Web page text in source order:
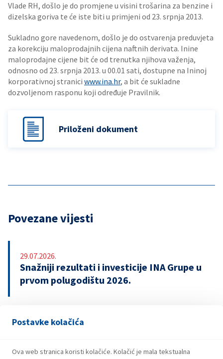
Postavke kolačića
Ova web stranica koristi kolačiće. Kolačić je mala tekstualna
Vlade RH, došlo je do promjene u visini trošarina za benzine i
dizelska goriva te će iste biti u primjeni od 23. srpnja 2013.
Sukladno gore navedenom, došlo je do ostvarenja preduvjeta
za korekciju maloprodajnih cijena naftnih derivata. Inine
maloprodajne cijene bit će od trenutka njihova važenja,
odnosno od 23. srpnja 2013. u 00.01 sati, dostupne na Ininoj
korporativnoj stranici www.ina.hr, a bit će sukladne
dozvoljenom rasponu koji određuje Pravilnik.
Priloženi dokument
Povezane vijesti
29.07.2026.
Snažniji rezultati i investicije INA Grupe u
prvom polugodištu 2026.
21.07.2026.
u iznosu od 500 milijuna eura